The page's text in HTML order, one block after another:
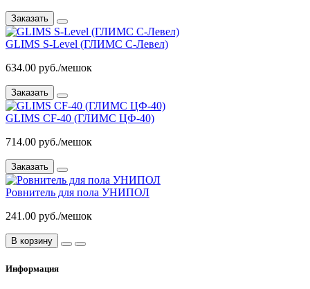
Заказать
GLIMS S-Level (ГЛИМС С-Левел)
634.00 руб./мешок
Заказать
GLIMS CF-40 (ГЛИМС ЦФ-40)
714.00 руб./мешок
Заказать
Ровнитель для пола УНИПОЛ
241.00 руб./мешок
В корзину
Информация